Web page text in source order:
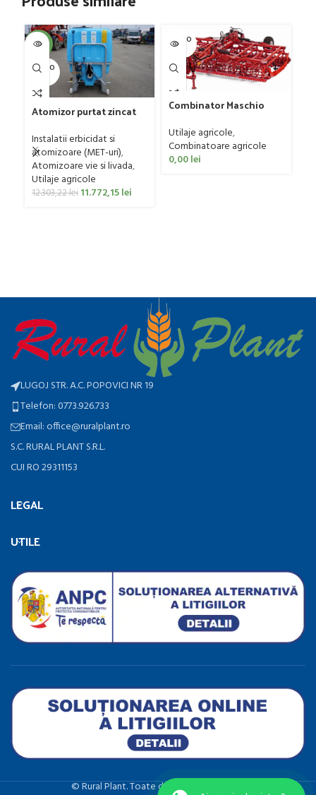
-4%
SOLD O
UT
Atomizor purtat zincat
Bufer, model Ronda,
300 litri
Instalatii erbicidat si
atomizoare (MET-uri),
Atomizoare vie si livada,
Utilaje agricole
12.303,22lei 11.772,15lei
SOLD O
UT
Combinator Maschio
Sandokan, 120-190 CP
Utilaje agricole,
Combinatoare agricole
0,00lei
LUGOJ STR. A.C. POPOVICI NR 19
Telefon: 0773.926.733
Email: office@ruralplant.ro
S.C. RURAL PLANT S.R.L.
CUI RO 29311153
LEGAL
UTILE
©️ Rural Plant. Toate drepturile rezervate.